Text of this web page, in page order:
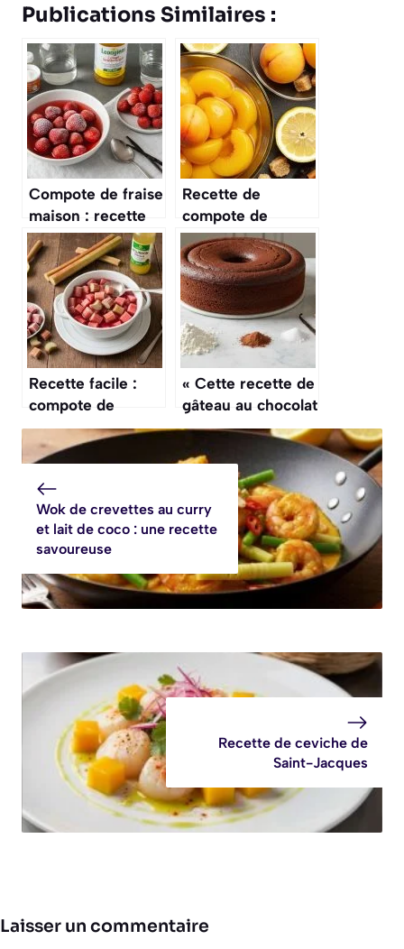
Publications Similaires :
Compote de fraise
maison : recette
facile et
savoureuse
Recette de
compote de
pêches au
Thermomix
Recette facile :
compote de
rhubarbe maison
« Cette recette de
gâteau au chocolat
sans beurre,
remplacé par de la
compote de
pommes, est une
merveille de
légèreté »
Wok de crevettes au curry
et lait de coco : une recette
savoureuse
Recette de ceviche de
Saint-Jacques
Laisser un commentaire